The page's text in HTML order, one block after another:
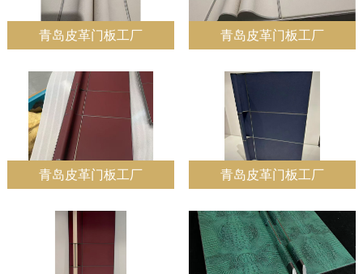
青岛皮革门板工厂 青岛皮革门板工厂
青岛皮革门板工厂 青岛皮革门板工厂